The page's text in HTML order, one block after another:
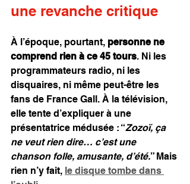
une revanche critique
À l’époque, pourtant, personne ne
comprend rien à ce 45 tours. Ni les
programmateurs radio, ni les
disquaires, ni même peut-être les
fans de France Gall. À la télévision,
elle tente d’expliquer à une
présentatrice médusée : “Zozoï, ça
ne veut rien dire… c’est une
chanson folle, amusante, d’été.” Mais
rien n’y fait, le disque tombe dans